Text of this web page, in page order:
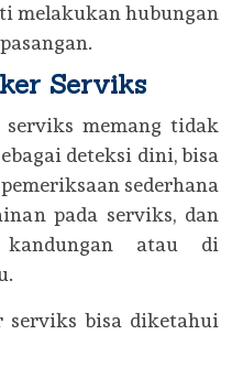
melakukan hubungan
Serviks
memang tidak
deteksi dini, bisa
sederhana
pada serviks, dan
atau di
serviks bisa diketahui